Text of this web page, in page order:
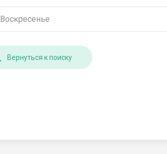
Воскресенье
Вернуться к поиску